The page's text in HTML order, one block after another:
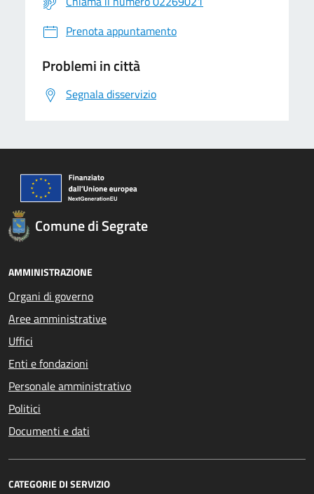
Prenota appuntamento
Problemi in città
Segnala disservizio
Comune di Segrate
AMMINISTRAZIONE
Organi di governo
Aree amministrative
Uffici
Enti e fondazioni
Personale amministrativo
Politici
Documenti e dati
CATEGORIE DI SERVIZIO